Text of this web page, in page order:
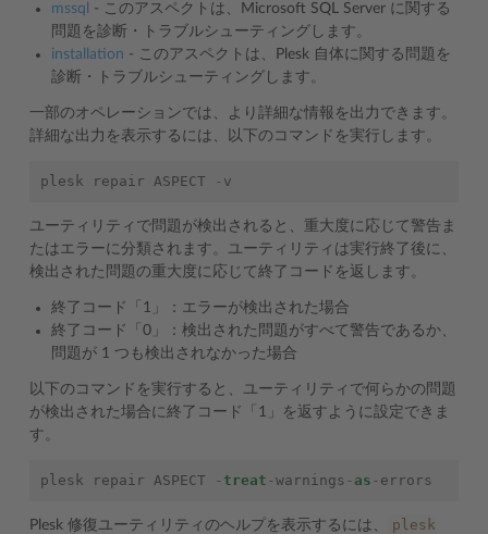
mssql
- このアスペクトは、Microsoft SQL Server に関する
問題を診断・トラブルシューティングします。
installation - このアスペクトは、Plesk 自体に関する問題を
診断・トラブルシューティングします。
一部のオペレーションでは、より詳細な情報を出力できます。
詳細な出力を表示するには、以下のコマンドを実行します。
plesk repair ASPECT - v
ユーティリティで問題が検出されると、重大度に応じて警告ま
たはエラーに分類されます。ユーティリティは実行終了後に、
検出された問題の重大度に応じて終了コードを返します。
終了コード「1」：エラーが検出された場合
終了コード「0」：検出された問題がすべて警告であるか、
問題が 1 つも検出されなかった場合
以下のコマンドを実行すると、ユーティリティで何らかの問題
が検出された場合に終了コード「1」を返すように設定できま
す。
plesk repair ASPECT - treat - warnings - as - errors
Plesk 修復ユーティリティのヘルプを表示するには、
plesk